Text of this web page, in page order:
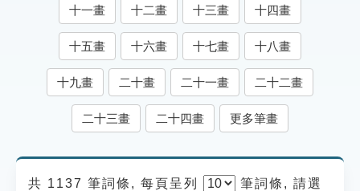
生命大百科索引
遊戲專區
教學應用
十一畫 十二畫 十三畫 十四畫
十五畫 十六畫 十七畫 十八畫
十九畫 二十畫 二十一畫 二十二畫
二十三畫 二十四畫 更多筆畫
共 1137 筆詞條, 每頁呈列 筆詞條, 請選